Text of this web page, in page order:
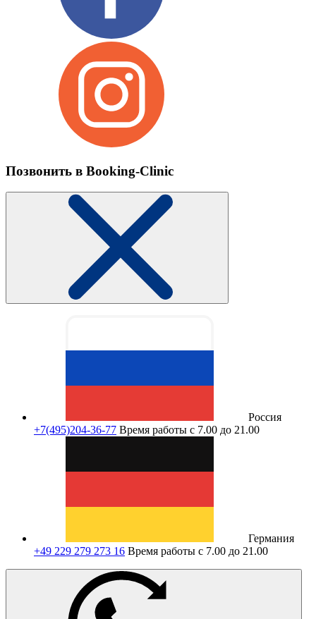
Позвонить в Booking-Clinic
Россия
+7(495)204-36-77 Время работы с 7.00 до 21.00
Германия
+49 229 279 273 16 Время работы с 7.00 до 21.00